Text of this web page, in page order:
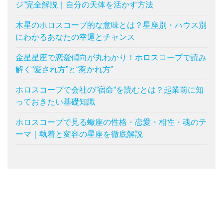
ジ”完全解説｜自分の天体を活かす方法
木星のホロスコープ的な意味とは？星座別・ハウス別
にわかるあなたの幸運とチャンス
金星星座で恋愛傾向が丸わかり！ホロスコープで読み
解く“愛され方”と“惹かれ方”
ホロスコープで会社の”宿命”を読むとは？起業前に知
っておきたい基礎知識
ホロスコープで見る蠍座の性格・恋愛・相性・魂のテ
ーマ｜執着と変容の星座を徹底解説